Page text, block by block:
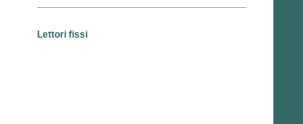
Lettori fissi